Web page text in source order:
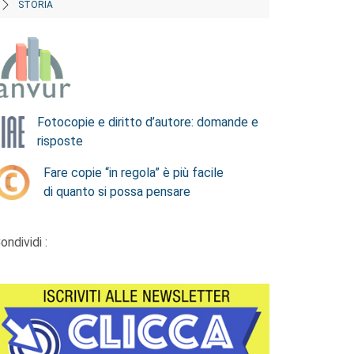
STORIA
Fotocopie e diritto d’autore: domande e
risposte
Fare copie “in regola” è più facile
di quanto si possa pensare
: